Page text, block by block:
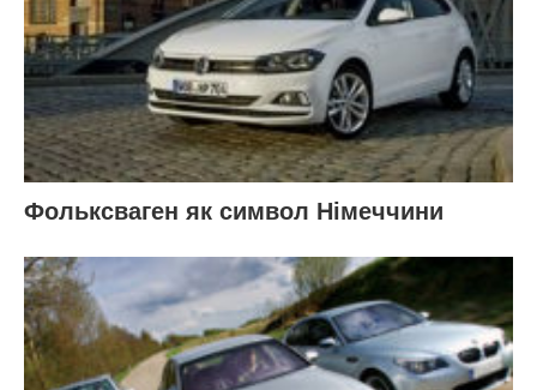
Фольксваген як символ Німеччини